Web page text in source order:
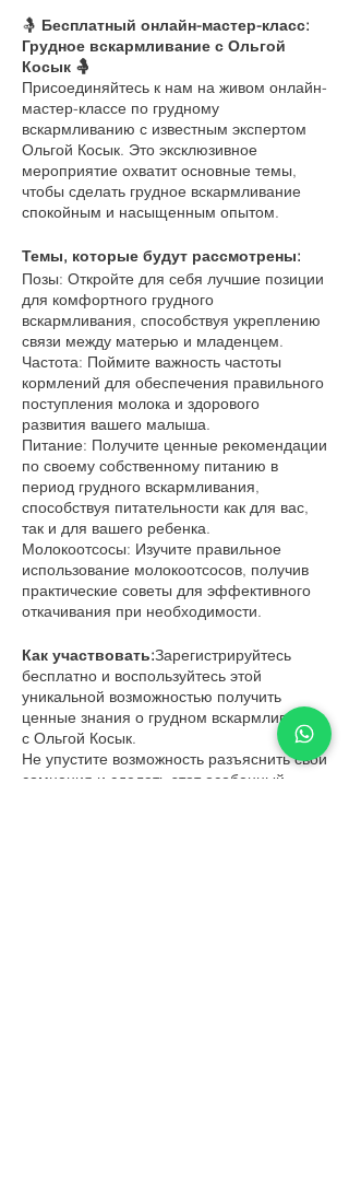
🤱 Бесплатный онлайн-мастер-класс:
Грудное вскармливание с Ольгой
Косык 🤱
Присоединяйтесь к нам на живом онлайн-
мастер-классе по грудному
вскармливанию с известным экспертом
Ольгой Косык. Это эксклюзивное
мероприятие охватит основные темы,
чтобы сделать грудное вскармливание
спокойным и насыщенным опытом.
Темы, которые будут рассмотрены:
Позы: Откройте для себя лучшие позиции
для комфортного грудного
вскармливания, способствуя укреплению
связи между матерью и младенцем.
Частота: Поймите важность частоты
кормлений для обеспечения правильного
поступления молока и здорового
развития вашего малыша.
Питание: Получите ценные рекомендации
по своему собственному питанию в
период грудного вскармливания,
способствуя питательности как для вас,
так и для вашего ребенка.
Молокоотсосы: Изучите правильное
использование молокоотсосов, получив
практические советы для эффективного
откачивания при необходимости.
Как участвовать:Зарегистрируйтесь
бесплатно и воспользуйтесь этой
уникальной возможностью получить
ценные знания о грудном вскармливании
с Ольгой Косык.
Не упустите возможность разъяснить свои
сомнения и сделать этот особенный